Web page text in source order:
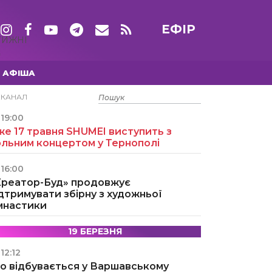
ЕФІР
АФІША
15 ТРАВНЯ
19:00
17 травня SHUMEI виступить з
концертом у Тернополі
16:00
Буд» продовжує
збірну з художньої
19 БЕРЕЗНЯ
12:12
відбувається у Варшавському